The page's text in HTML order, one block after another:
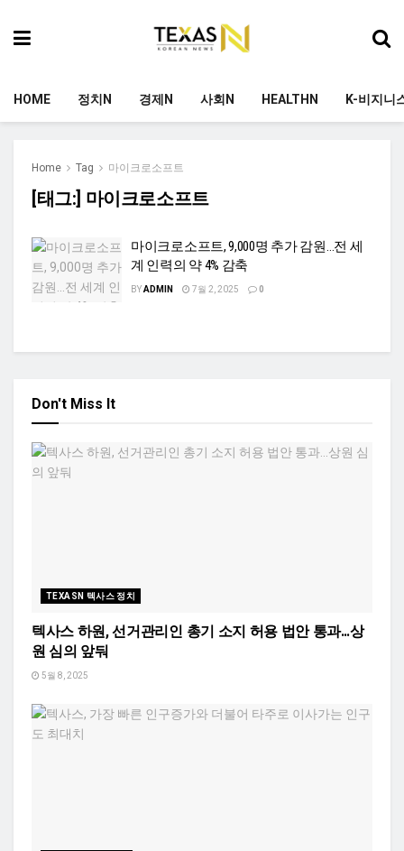
HOME 정치N 경제N 사회N HEALTHN K-비지니
Home Tag 마이크로소프트
[태그:] 마이크로소프트
마이크로소프트, 9,000명 추가 감원…전 세
계 인력의 약 4% 감축
BYADMIN 7월 2, 2025 0
Don't Miss It
TEXASN 텍사스 정치
텍사스 하원, 선거관리인 총기 소지 허용 법안 통과…상
원 심의 앞둬
5월 8, 2025